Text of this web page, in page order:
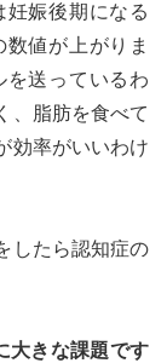
娠後期になる
値が上がりま
送っているわ
、脂肪を食べて
効率がいいわけ
したら認知症の
大きな課題です